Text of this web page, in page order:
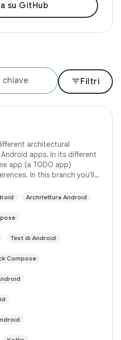
su GitHub
filter_listFiltri
architectural
apps. In its different
app (a TODO app)
In this branch you'll
Architettura Android
Test di Android
Compose